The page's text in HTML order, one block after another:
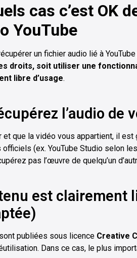
cas c’est OK
YouTube
un fichier audio lié à
droits, soit utiliser une
libre d’usage.
l’audio de
et que la vidéo vous appartient, il
(ex. YouTube Studio selon
pas l’œuvre de quelqu’un
est clairement
publiées sous licence Creative
Dans ce cas, le plus